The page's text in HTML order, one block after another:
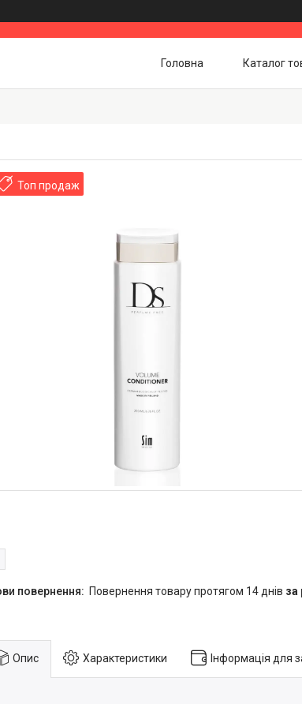
Головна Каталог
Топ продаж
повернення товару протягом 14 днів за
Опис Характеристики Інформація для